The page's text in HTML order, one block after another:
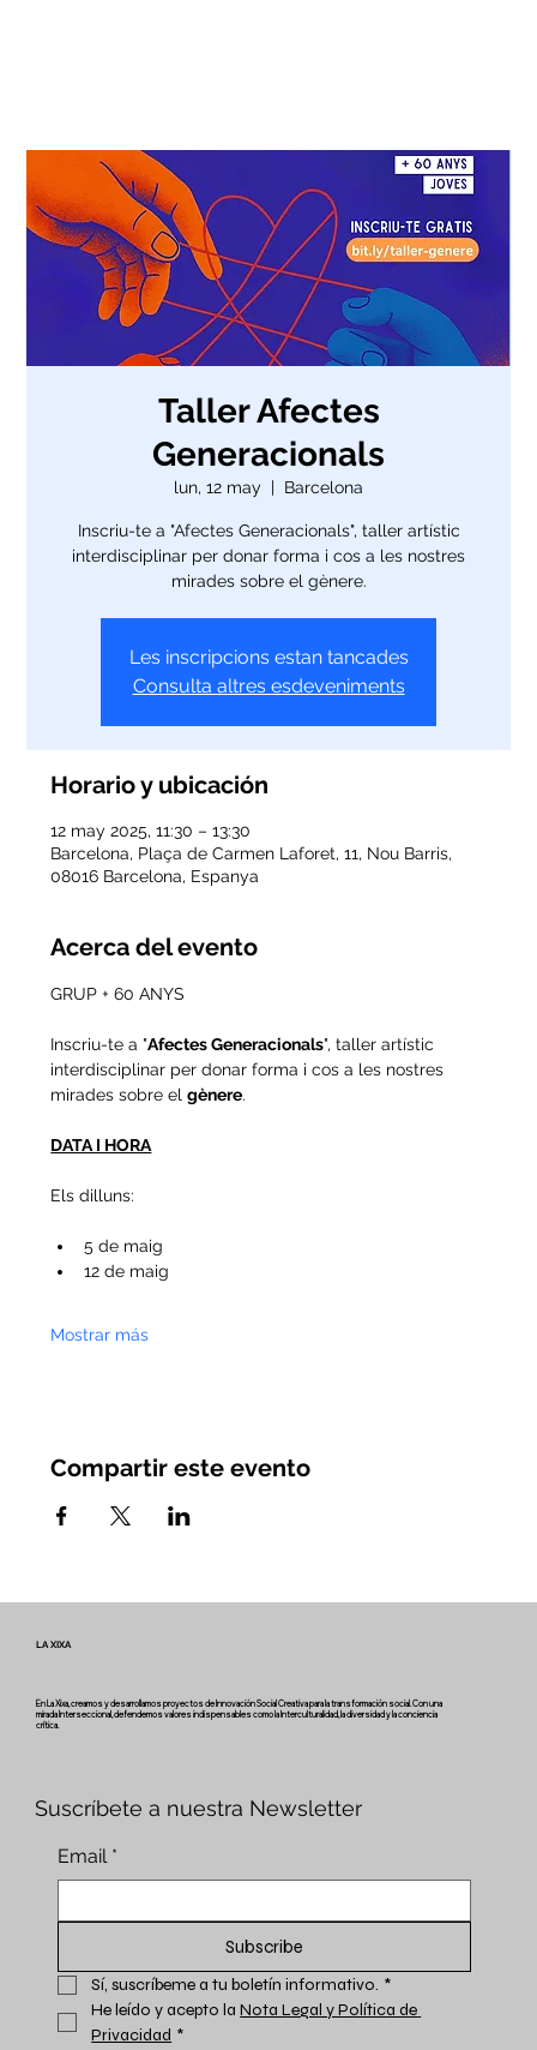
Taller Afectes
Generacionals
lun, 12 may
  |
Barcelona
Inscriu-te a "Afectes Generacionals", taller artístic
interdisciplinar per donar forma i cos a les nostres
mirades sobre el gènere.
Les inscripcions estan tancades
Consulta altres esdeveniments
Horario y ubicación
12 may 2025, 11:30 – 13:30
Barcelona, Plaça de Carmen Laforet, 11, Nou Barris,
08016 Barcelona, Espanya
Acerca del evento
GRUP + 60 ANYS
Inscriu-te a "Afectes Generacionals", taller artístic
interdisciplinar per donar forma i cos a les nostres
mirades sobre el gènere.
DATA I HORA
Els dilluns:
5 de maig
12 de maig
Mostrar más
Compartir este evento
LA XIXA
En La Xixa, creamos y desarrollamos proyectos de Innovación Social Creativa para la transformación social. Con una
mirada Interseccional, defendemos valores indispensables como la Interculturalidad, la diversidad y la conciencia
crítica.
Suscríbete a nuestra Newsletter
Email *
Subscribe
Sí, suscríbeme a tu boletín informativo. *
He leído y acepto la Nota Legal y Política de
Privacidad *